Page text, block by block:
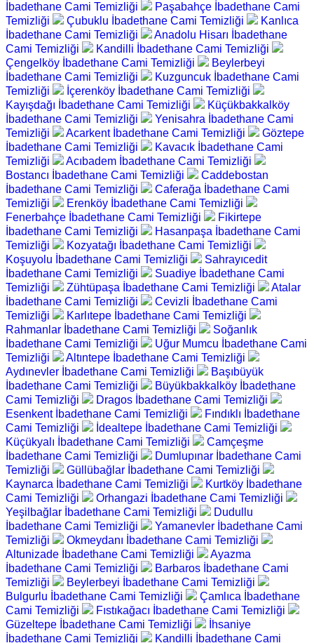
İbadethane Cami Temizliği
Paşabahçe İbadethane Cami
Temizliği
Çubuklu İbadethane Cami Temizliği
Kanlıca
İbadethane Cami Temizliği
Anadolu Hisarı İbadethane
Cami Temizliği
Kandilli İbadethane Cami Temizliği
Çengelköy İbadethane Cami Temizliği
Beylerbeyi
İbadethane Cami Temizliği
Kuzguncuk İbadethane Cami
Temizliği
İçerenköy İbadethane Cami Temizliği
Kayışdağı İbadethane Cami Temizliği
Küçükbakkalköy
İbadethane Cami Temizliği
Yenisahra İbadethane Cami
Temizliği
Acarkent İbadethane Cami Temizliği
Göztepe
İbadethane Cami Temizliği
Kavacık İbadethane Cami
Temizliği
Acıbadem İbadethane Cami Temizliği
Bostancı İbadethane Cami Temizliği
Caddebostan
İbadethane Cami Temizliği
Caferağa İbadethane Cami
Temizliği
Erenköy İbadethane Cami Temizliği
Fenerbahçe İbadethane Cami Temizliği
Fikirtepe
İbadethane Cami Temizliği
Hasanpaşa İbadethane Cami
Temizliği
Kozyatağı İbadethane Cami Temizliği
Koşuyolu İbadethane Cami Temizliği
Sahrayıcedit
İbadethane Cami Temizliği
Suadiye İbadethane Cami
Temizliği
Zühtüpaşa İbadethane Cami Temizliği
Atalar
İbadethane Cami Temizliği
Cevizli İbadethane Cami
Temizliği
Karlıtepe İbadethane Cami Temizliği
Rahmanlar İbadethane Cami Temizliği
Soğanlık
İbadethane Cami Temizliği
Uğur Mumcu İbadethane Cami
Temizliği
Altıntepe İbadethane Cami Temizliği
Aydınevler İbadethane Cami Temizliği
Başıbüyük
İbadethane Cami Temizliği
Büyükbakkalköy İbadethane
Cami Temizliği
Dragos İbadethane Cami Temizliği
Esenkent İbadethane Cami Temizliği
Fındıklı İbadethane
Cami Temizliği
İdealtepe İbadethane Cami Temizliği
Küçükyalı İbadethane Cami Temizliği
Camçeşme
İbadethane Cami Temizliği
Dumlupınar İbadethane Cami
Temizliği
Güllübağlar İbadethane Cami Temizliği
Kaynarca İbadethane Cami Temizliği
Kurtköy İbadethane
Cami Temizliği
Orhangazi İbadethane Cami Temizliği
Yeşilbağlar İbadethane Cami Temizliği
Dudullu
İbadethane Cami Temizliği
Yamanevler İbadethane Cami
Temizliği
Okmeydanı İbadethane Cami Temizliği
Altunizade İbadethane Cami Temizliği
Ayazma
İbadethane Cami Temizliği
Barbaros İbadethane Cami
Temizliği
Beylerbeyi İbadethane Cami Temizliği
Bulgurlu İbadethane Cami Temizliği
Çamlıca İbadethane
Cami Temizliği
Fıstıkağacı İbadethane Cami Temizliği
Güzeltepe İbadethane Cami Temizliği
İhsaniye
İbadethane Cami Temizliği
Kandilli İbadethane Cami